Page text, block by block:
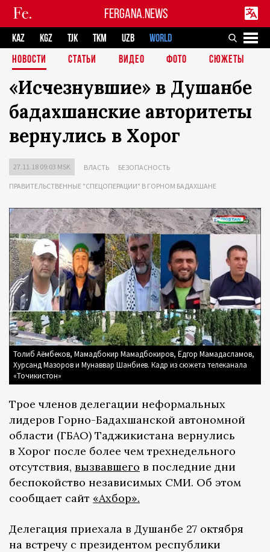
FERGANA.NEWS
KAZ KGZ TJK TKM UZB
WORLD
НОВОСТИ
СТАТЬИ ВИДЕО ФОТО СЮЖЕТЫ
«Исчезнувшие» в Душанбе
бадахшанские авторитеты
вернулись в Хорог
27.11.18 09:03 MSK ВЛАСТЬ БЕЗОПАСНОСТЬ
ПРАВИТЕЛЬСТВЕННЫЕ "СПЕЦОПЕРАЦИИ" В ГОРНОМ БАДАХШАНЕ
Толиб Аёмбеков, Мамадбокир Мамадбокиров, Ёдгор Мамадасламов,
Хурсанд Мазоров и Мунаввар Шанбиев. Кадр из сюжета телеканала
«Точикистон»
Трое членов делегации неформальных
лидеров Горно-Бадахшанской автономной
области (ГБАО) Таджикистана вернулись
в Хорог после более чем трехнедельного
отсутствия, вызвавшего в последние дни
беспокойство независимых СМИ. Об этом
сообщает сайт «Ахбор».
Делегация приехала в Душанбе 27 октября
на встречу с президентом республики